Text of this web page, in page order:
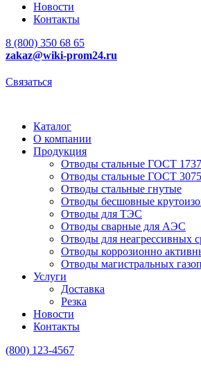
Новости
Контакты
8 (800) 350 68 65
zakaz@wiki-prom24.ru
Связаться
Каталог
О компании
Продукция
Отводы стальные ГОСТ
Отводы стальные ГОСТ
Отводы стальные гнутые
Отводы бесшовные
Отводы для ТЭС
Отводы сварные для АЭС
Отводы для неагрессивных
Отводы коррозионно
Отводы магистральных
Услуги
Доставка
Резка
Новости
Контакты
(800) 123-4567